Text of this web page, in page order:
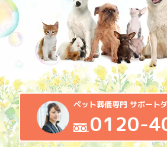
ペット葬儀専門 サポート
0120-